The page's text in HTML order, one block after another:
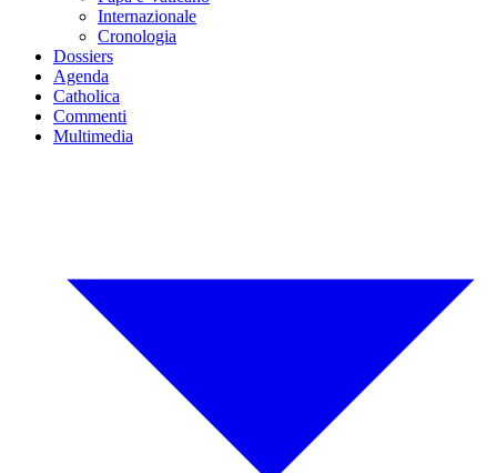
Internazionale
Cronologia
Dossiers
Agenda
Catholica
Commenti
Multimedia